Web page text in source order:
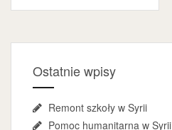
Ostatnie wpisy
Remont szkoły w Syrii
Pomoc humanitarna w Syrii